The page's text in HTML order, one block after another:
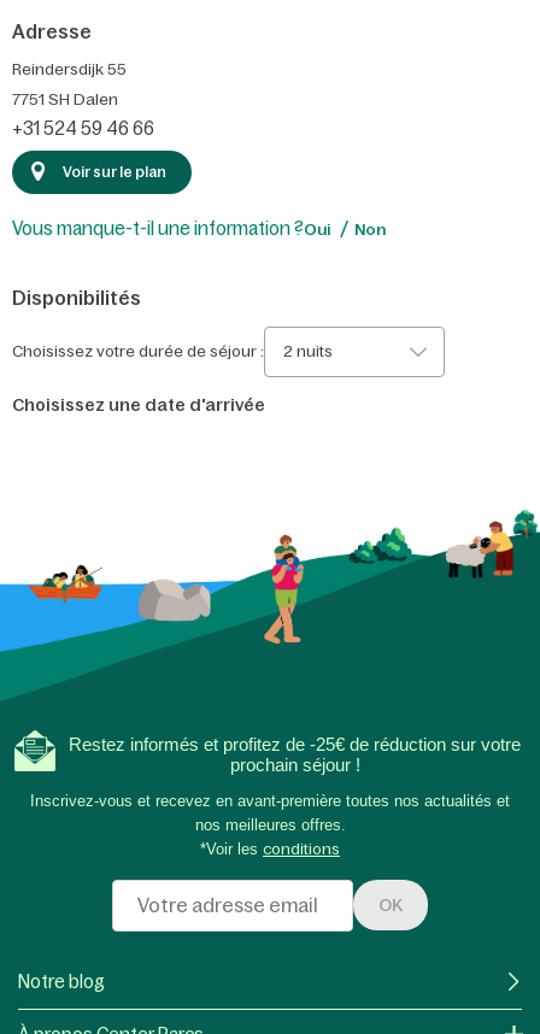
Adresse
Reindersdijk 55
7751 SH Dalen
+31 524 59 46 66
Voir sur le plan
Vous manque-t-il une information ?Oui Non
Disponibilités
Choisissez votre durée de séjour : 2 nuits
Choisissez une date d'arrivée
Restez informés et profitez de -25€ de réduction sur votre
prochain séjour !
Inscrivez-vous et recevez en avant-première toutes nos actualités et
nos meilleures offres.
*Voir les conditions
OK
Notre blog